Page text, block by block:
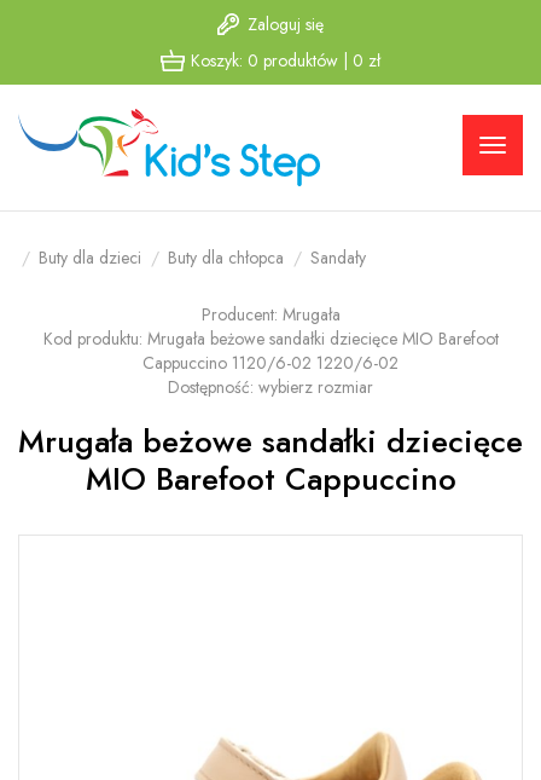
do menu
głównego
do
menu w
stopce
Zaloguj się
Koszyk: 0 produktów 0 zł
Buty dla dzieci Buty dla chłopca Sandały
Producent: Mrugała
Kod produktu: Mrugała beżowe sandałki dziecięce MIO Barefoot
Cappuccino 1120/6-02 1220/6-02
Dostępność: wybierz rozmiar
Mrugała beżowe sandałki dziecięce
MIO Barefoot Cappuccino